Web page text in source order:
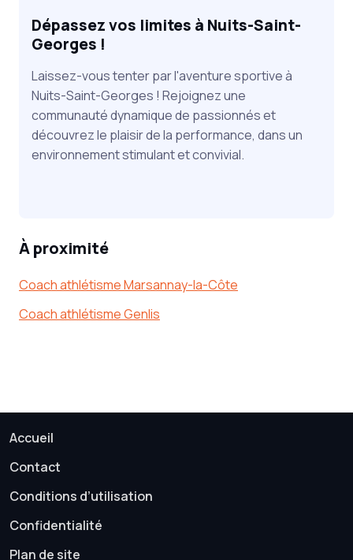
Dépassez vos limites à Nuits-Saint-
Georges !
Laissez-vous tenter par l'aventure sportive à
Nuits-Saint-Georges ! Rejoignez une
communauté dynamique de passionnés et
découvrez le plaisir de la performance, dans un
environnement stimulant et convivial.
À proximité
Coach athlétisme Marsannay-la-Côte
Coach athlétisme Genlis
Accueil
Contact
Conditions d’utilisation
Confidentialité
Plan de site